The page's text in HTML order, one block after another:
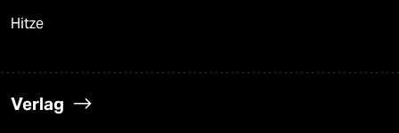
Hitze
Verlag